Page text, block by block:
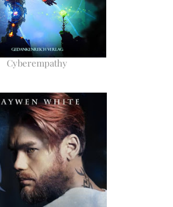
Cyberempathy